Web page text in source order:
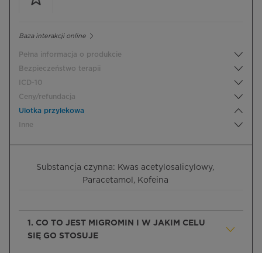
Baza interakcji online
Pełna informacja o produkcie
Bezpieczeństwo terapii
ICD-10
Ceny/refundacja
Ulotka przylekowa
Inne
Substancja czynna: Kwas acetylosalicylowy,
Paracetamol, Kofeina
1. CO TO JEST MIGROMIN I W JAKIM CELU
SIĘ GO STOSUJE